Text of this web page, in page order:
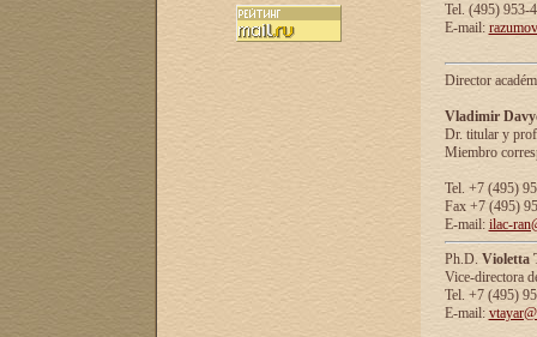
Tel. (495) 953-
E-mail:
Director
Vladimir
Dr. titular y
Miembro
Tel. +7 (495)
Fax +7 (495)
E-mail: ilac-
Ph.D. Violetta
Vice-directora
Tel. +7 (495)
E-mail: